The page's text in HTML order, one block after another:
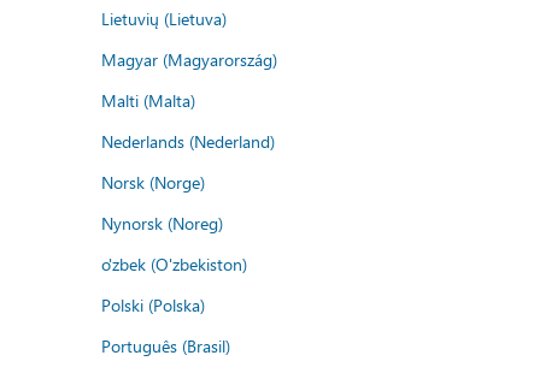
Lietuvių (Lietuva)
Magyar (Magyarország)
Malti (Malta)
Nederlands (Nederland)
Norsk (Norge)
Nynorsk (Noreg)
o'zbek (O'zbekiston)
Polski (Polska)
Português (Brasil)